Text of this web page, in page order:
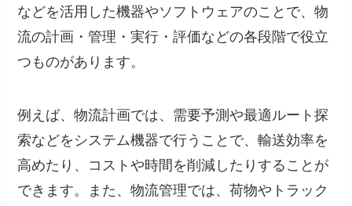
などを活用した機器やソフトウェアのことで、物
流の計画・管理・実行・評価などの各段階で役立
つものがあります。
例えば、物流計画では、需要予測や最適ルート探
索などをシステム機器で行うことで、輸送効率を
高めたり、コストや時間を削減したりすることが
できます。また、物流管理では、荷物やトラック